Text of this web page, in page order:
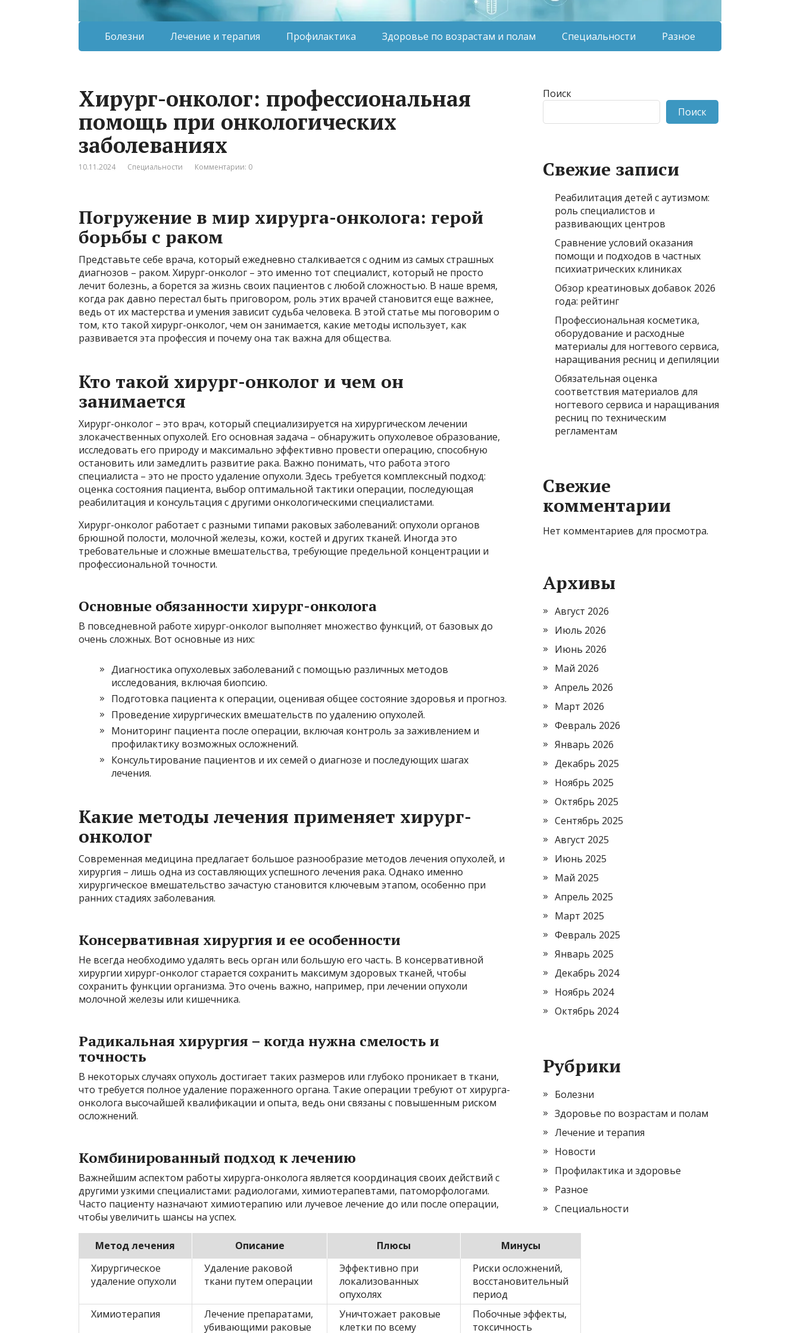
Болезни Лечение и терапия Профилактика Здоровье по возрастам и полам Специальности Разное
Хирург-онколог: профессиональная
помощь при онкологических
заболеваниях
10.11.2024 Специальности Комментарии: 0
Погружение в мир хирурга-онколога: герой
борьбы с раком
Представьте себе врача, который ежедневно сталкивается с одним из самых страшных
диагнозов – раком. Хирург-онколог – это именно тот специалист, который не просто
лечит болезнь, а борется за жизнь своих пациентов с любой сложностью. В наше время,
когда рак давно перестал быть приговором, роль этих врачей становится еще важнее,
ведь от их мастерства и умения зависит судьба человека. В этой статье мы поговорим о
том, кто такой хирург-онколог, чем он занимается, какие методы использует, как
развивается эта профессия и почему она так важна для общества.
Кто такой хирург-онколог и чем он
занимается
Хирург-онколог – это врач, который специализируется на хирургическом лечении
злокачественных опухолей. Его основная задача – обнаружить опухолевое образование,
исследовать его природу и максимально эффективно провести операцию, способную
остановить или замедлить развитие рака. Важно понимать, что работа этого
специалиста – это не просто удаление опухоли. Здесь требуется комплексный подход:
оценка состояния пациента, выбор оптимальной тактики операции, последующая
реабилитация и консультация с другими онкологическими специалистами.
Хирург-онколог работает с разными типами раковых заболеваний: опухоли органов
брюшной полости, молочной железы, кожи, костей и других тканей. Иногда это
требовательные и сложные вмешательства, требующие предельной концентрации и
профессиональной точности.
Основные обязанности хирург-онколога
В повседневной работе хирург-онколог выполняет множество функций, от базовых до
очень сложных. Вот основные из них:
Диагностика опухолевых заболеваний с помощью различных методов
исследования, включая биопсию.
Подготовка пациента к операции, оценивая общее состояние здоровья и прогноз.
Проведение хирургических вмешательств по удалению опухолей.
Мониторинг пациента после операции, включая контроль за заживлением и
профилактику возможных осложнений.
Консультирование пациентов и их семей о диагнозе и последующих шагах
лечения.
Какие методы лечения применяет хирург-
онколог
Современная медицина предлагает большое разнообразие методов лечения опухолей, и
хирургия – лишь одна из составляющих успешного лечения рака. Однако именно
хирургическое вмешательство зачастую становится ключевым этапом, особенно при
ранних стадиях заболевания.
Консервативная хирургия и ее особенности
Не всегда необходимо удалять весь орган или большую его часть. В консервативной
хирургии хирург-онколог старается сохранить максимум здоровых тканей, чтобы
сохранить функции организма. Это очень важно, например, при лечении опухоли
молочной железы или кишечника.
Радикальная хирургия – когда нужна смелость и
точность
В некоторых случаях опухоль достигает таких размеров или глубоко проникает в ткани,
что требуется полное удаление пораженного органа. Такие операции требуют от хирурга-
онколога высочайшей квалификации и опыта, ведь они связаны с повышенным риском
осложнений.
Комбинированный подход к лечению
Важнейшим аспектом работы хирурга-онколога является координация своих действий с
другими узкими специалистами: радиологами, химиотерапевтами, патоморфологами.
Часто пациенту назначают химиотерапию или лучевое лечение до или после операции,
чтобы увеличить шансы на успех.
Метод лечения Описание Плюсы
Минусы
Хирургическое
удаление опухоли
Удаление раковой
ткани путем операции
Эффективно при
локализованных
опухолях
Риски осложнений,
восстановительный
период
Химиотерапия
Лечение препаратами,
убивающими раковые
Уничтожает раковые
клетки по всему
Побочные эффекты,
токсичность
Поиск
Поиск
Свежие записи
Реабилитация детей с аутизмом:
роль специалистов и
развивающих центров
Сравнение условий оказания
помощи и подходов в частных
психиатрических клиниках
Обзор креатиновых добавок 2026
года: рейтинг
Профессиональная косметика,
оборудование и расходные
материалы для ногтевого сервиса,
наращивания ресниц и депиляции
Обязательная оценка
соответствия материалов для
ногтевого сервиса и наращивания
ресниц по техническим
регламентам
Свежие
комментарии
Нет комментариев для просмотра.
Архивы
Август 2026
Июль 2026
Июнь 2026
Май 2026
Апрель 2026
Март 2026
Февраль 2026
Январь 2026
Декабрь 2025
Ноябрь 2025
Октябрь 2025
Сентябрь 2025
Август 2025
Июнь 2025
Май 2025
Апрель 2025
Март 2025
Февраль 2025
Январь 2025
Декабрь 2024
Ноябрь 2024
Октябрь 2024
Рубрики
Болезни
Здоровье по возрастам и полам
Лечение и терапия
Новости
Профилактика и здоровье
Разное
Специальности